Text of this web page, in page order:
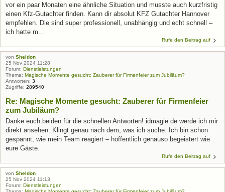
vor ein paar Monaten eine ähnliche Situation und musste auch kurzfristig
einen Kfz-Gutachter finden. Kann dir absolut KFZ Gutachter Hannover
empfehlen. Die sind super professionell, unabhängig und echt schnell –
ich hatte m...
Rufe den Beitrag auf
von Sheldon
25 Nov 2024 11:28
Forum: Dienstleistungen
Thema: Magische Momente gesucht: Zauberer für Firmenfeier zum Jubiläum?
Antworten: 3
Zugriffe: 289540
Re: Magische Momente gesucht: Zauberer für Firmenfeier
zum Jubiläum?
Danke euch beiden für die schnellen Antworten! idmagie.de werde ich mir
direkt ansehen. Klingt genau nach dem, was ich suche. Ich bin schon
gespannt, wie mein Team reagiert – hoffentlich genauso begeistert wie
eure Gäste.
Rufe den Beitrag auf
von Sheldon
25 Nov 2024 11:13
Forum: Dienstleistungen